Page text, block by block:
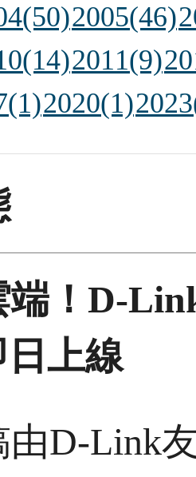
2005(46)
2011(9)
2020(1)
端！D-
上線
由D-Link